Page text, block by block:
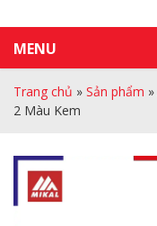
MENU
Trang chủ » Sản phẩm »
2 Màu Kem